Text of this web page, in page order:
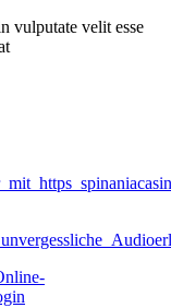
vulputate velit esse